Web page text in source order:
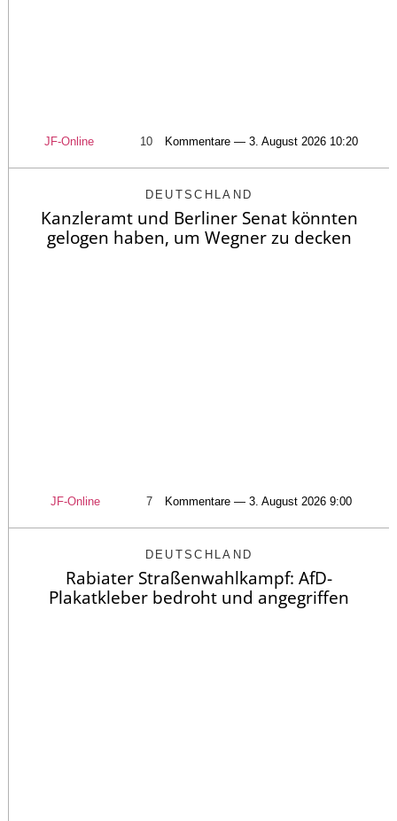
JF-Online 10 Kommentare — 3. August 2026 10:20
DEUTSCHLAND
Kanzleramt und Berliner Senat könnten
gelogen haben, um Wegner zu decken
JF-Online 7 Kommentare — 3. August 2026 9:00
DEUTSCHLAND
Rabiater Straßenwahlkampf: AfD-
Plakatkleber bedroht und angegriffen